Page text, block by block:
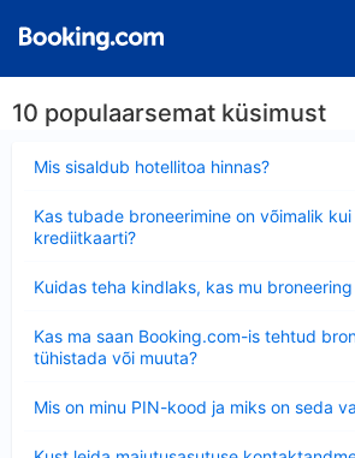
10 populaarsemat küsimust
Mis sisaldub hotellitoa hinnas?
Kas tubade broneerimine on võimalik kui
krediitkaarti?
Kuidas teha kindlaks, kas mu
Kas ma saan Booking.com-is tehtud
tühistada või muuta?
Mis on minu PIN-kood ja miks on seda